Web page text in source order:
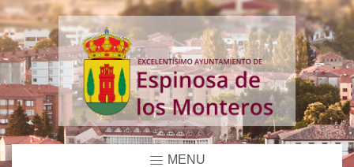
MENU